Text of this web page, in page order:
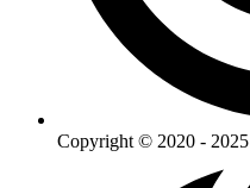
Copyright © 2020 - 2025